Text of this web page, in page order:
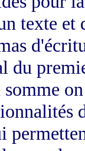
texte et
du